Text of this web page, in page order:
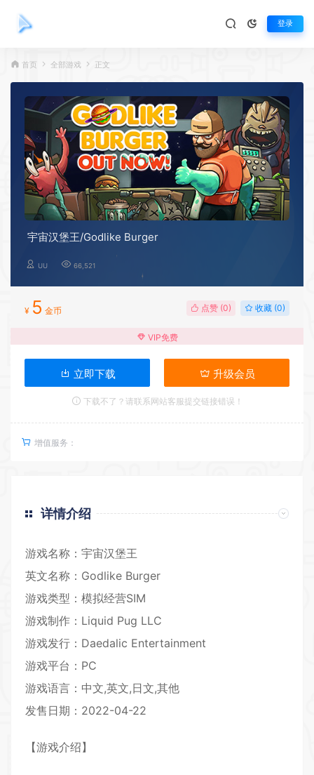
登录
首页 全部游戏 正文
宇宙汉堡王/Godlike Burger
UU 66,521
¥ 5 金币 点赞 (0) 收藏 (0)
VIP免费
立即下载 升级会员
下载不了？请联系网站客服提交链接错误！
增值服务：
详情介绍
游戏名称：宇宙汉堡王
英文名称：Godlike Burger
游戏类型：模拟经营SIM
游戏制作：Liquid Pug LLC
游戏发行：Daedalic Entertainment
游戏平台：PC
游戏语言：中文,英文,日文,其他
发售日期：2022-04-22
【游戏介绍】